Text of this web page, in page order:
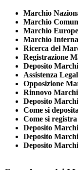
Marchio
Marchio
Marchio
Marchio
Ricerca del
Registrazione
Deposito
Assistenza
Opposizione
Rinnovo
Deposito
Come si
Come si
Deposito
Deposito
Deposito